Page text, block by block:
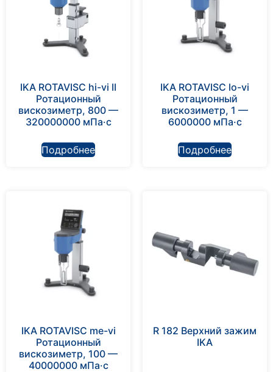
IKA ROTAVISC hi-vi II
Ротационный
вискозиметр, 800 —
320000000 мПа·с
Подробнее
IKA ROTAVISC lo-vi
Ротационный
вискозиметр, 1 —
6000000 мПа·с
Подробнее
IKA ROTAVISC me-vi
Ротационный
вискозиметр, 100 —
40000000 мПа·с
R 182 Верхний зажим
IKA